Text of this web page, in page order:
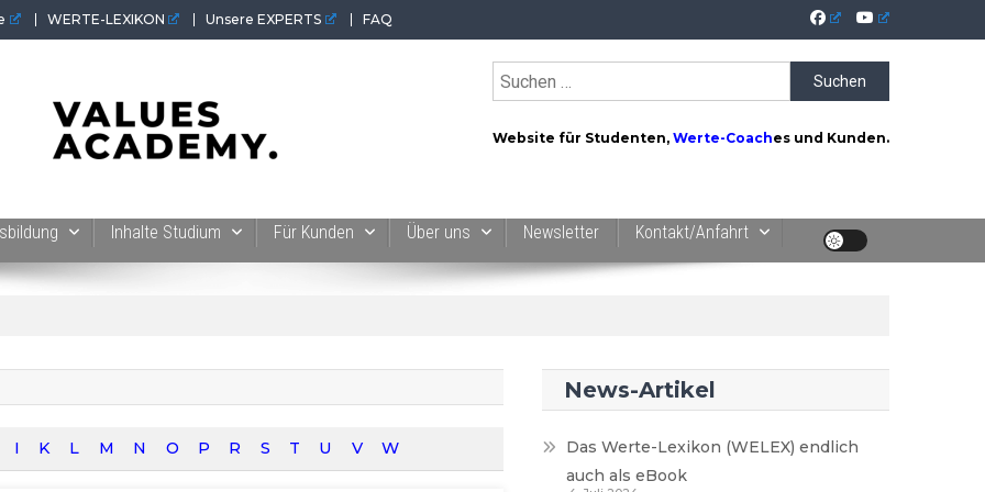
WERTE-LEXIKON Unsere EXPERTS FAQ
Suchen
nach:
Website für Studenten, Werte-Coaches und Kunden.
Inhalte Studium Für Kunden Über uns Newsletter Kontakt/Anfahrt
I K L M N O P R S T U V W
News-Artikel
Das Werte-Lexikon (WELEX) endlich
auch als eBook